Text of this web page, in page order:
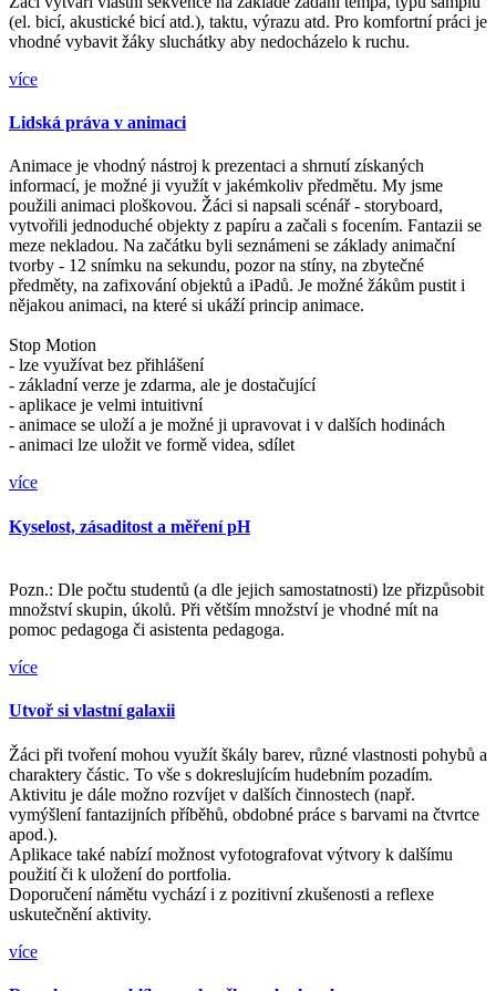
(el. bicí, akustické bicí atd.), taktu, výrazu atd. Pro komfortní práci je
vhodné vybavit žáky sluchátky aby nedocházelo k ruchu.
více
Lidská práva v animaci
Animace je vhodný nástroj k prezentaci a shrnutí získaných
informací, je možné ji využít v jakémkoliv předmětu. My jsme
použili animaci ploškovou. Žáci si napsali scénář - storyboard,
vytvořili jednoduché objekty z papíru a začali s focením. Fantazii se
meze nekladou. Na začátku byli seznámeni se základy animační
tvorby - 12 snímku na sekundu, pozor na stíny, na zbytečné
předměty, na zafixování objektů a iPadů. Je možné žákům pustit i
nějakou animaci, na které si ukáží princip animace.
Stop Motion
- lze využívat bez přihlášení
- základní verze je zdarma, ale je dostačující
- aplikace je velmi intuitivní
- animace se uloží a je možné ji upravovat i v dalších hodinách
- animaci lze uložit ve formě videa, sdílet
více
Kyselost, zásaditost a měření pH
Pozn.: Dle počtu studentů (a dle jejich samostatnosti) lze přizpůsobit
množství skupin, úkolů. Při větším množství je vhodné mít na
pomoc pedagoga či asistenta pedagoga.
více
Utvoř si vlastní galaxii
Žáci při tvoření mohou využít škály barev, různé vlastnosti pohybů a
charaktery částic. To vše s dokreslujícím hudebním pozadím.
Aktivitu je dále možno rozvíjet v dalších činnostech (např.
vymýšlení fantazijních příběhů, obdobné práce s barvami na čtvrtce
apod.).
Aplikace také nabízí možnost vyfotografovat výtvory k dalšímu
použití či k uložení do portfolia.
Doporučení námětu vychází i z pozitivní zkušenosti a reflexe
uskutečnění aktivity.
více